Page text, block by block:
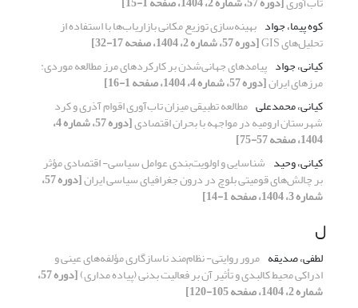
کوه پیما، جواد بهینه‌سازی توزیع مکانی بازاریاب‌ها با استفاده از
تحلیل‌های GIS
[دوره 57، شماره 2، 1404، صفحه 17-32]
کیانی، جواد پیامدهای جهانی‌شدن بر کارکردهای مرز مطالعه موردی:
مرزهای ایران[دوره 57، شماره 4، 1404، صفحه 1-16]
کیانی، محمدعلی مطالعه تطبیقی میزان تاب‌آوری اقوام آذری و کرد
شهرستان ارومیه در مواجهه با بحران اقتصادی [دوره 57، شماره 4،
1404، صفحه 57-75]
کیانی، وحید شناسایی و اولویت‌بندی عوامل سیاسی- اقتصادی مؤثر
بر چالش‌های قومیتی بلوچ در درون جغرافیای سیاسی ایران [دوره 57،
شماره 3، 1404، صفحه 1-14]
ل
لطفی، صدیقه مرور روایتی- نظام‌مند ناسازگاری مؤلفه‌های عینی و
ادراکی محیط کالبدی و تأثیر آن بر فعالیت بدنی (پیاده مداری) [دوره 57،
شماره 2، 1404، صفحه 105-120]